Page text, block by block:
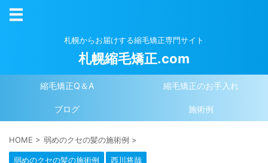
札幌からお届けする縮毛矯正専門サイト
札幌縮毛矯正.com
縮毛矯正Q＆A 縮毛矯正のお手入れ
ブログ 施術例
HOME > 弱めのクセの髪の施術例 >
弱めのクセの髪の施術例 西川将哉